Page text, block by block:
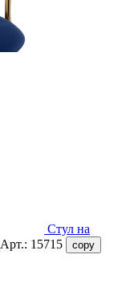
Стул на
Арт.: 15715 copy